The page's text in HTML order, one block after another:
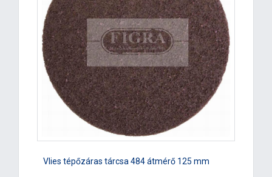
Vlies tépőzáras tárcsa 484 átmérő 125 mm